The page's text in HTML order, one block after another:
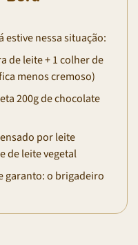
estive nessa situação:
de leite + 1 colher de
menos cremoso)
200g de chocolate
por leite
de leite vegetal
garanto: o brigadeiro